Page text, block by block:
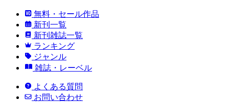
無料・セール作品
新刊一覧
新刊雑誌一覧
ランキング
ジャンル
雑誌・レーベル
よくある質問
お問い合わせ